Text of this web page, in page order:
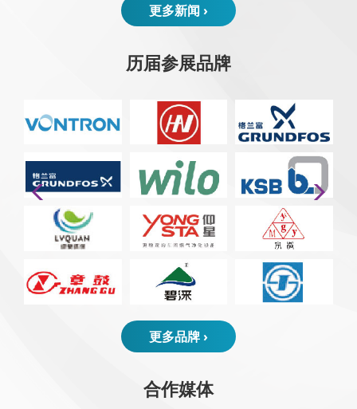
更多新闻 ›
历届参展品牌
更多品牌 ›
合作媒体